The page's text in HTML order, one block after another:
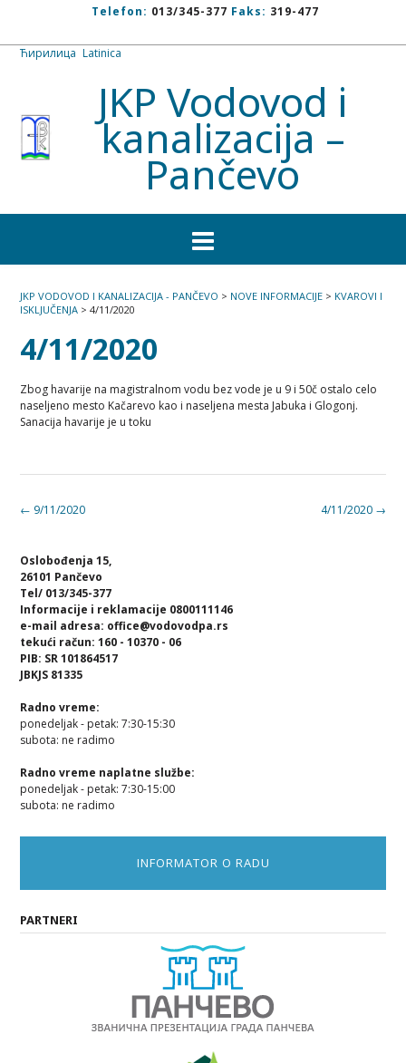
Telefon: 013/345-377 Faks: 319-477
Ћирилица Latinica
JKP Vodovod i
kanalizacija –
Pančevo
JKP VODOVOD I KANALIZACIJA - PANČEVO > NOVE INFORMACIJE > KVAROVI I
ISKLJUČENJA > 4/11/2020
4/11/2020
Zbog havarije na magistralnom vodu bez vode je u 9 i 50č ostalo celo
naseljeno mesto Kačarevo kao i naseljena mesta Jabuka i Glogonj.
Sanacija havarije je u toku
Post 4/11/2020 →
← 9/11/2020
Oslobođenja 15,
26101 Pančevo
Tel/ 013/345-377
Informacije i reklamacije 0800111146
e-mail adresa: office@vodovodpa.rs
tekući račun: 160 - 10370 - 06
PIB: SR 101864517
JBKJS 81335
Radno vreme:
ponedeljak - petak: 7:30-15:30
subota: ne radimo
Radno vreme naplatne službe:
ponedeljak - petak: 7:30-15:00
subota: ne radimo
INFORMATOR O RADU
PARTNERI